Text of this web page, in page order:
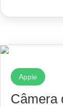
Apple
Câmera